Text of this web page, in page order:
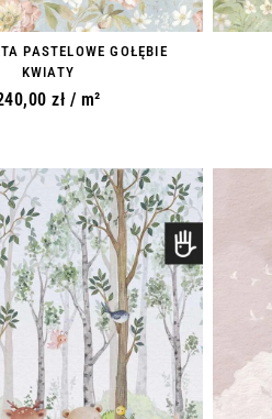
PASTELOWE GOŁĘBIE
KWIATY
zł / m²